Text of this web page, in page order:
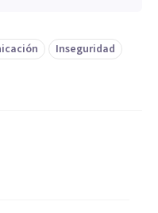
Inseguridad